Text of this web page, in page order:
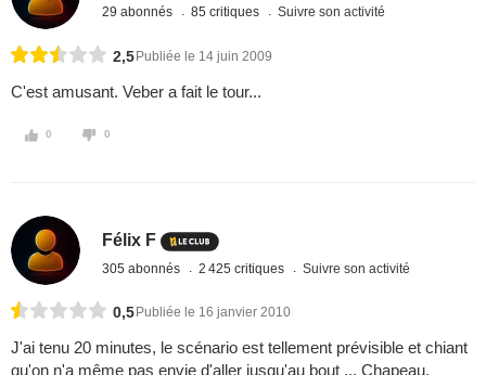
29 abonnés 85 critiques Suivre son activité
2,5 Publiée le 14 juin 2009
C'est amusant. Veber a fait le tour...
0 0
Félix F
305 abonnés 2 425 critiques Suivre son activité
0,5 Publiée le 16 janvier 2010
J'ai tenu 20 minutes, le scénario est tellement prévisible et chiant
qu'on n'a même pas envie d'aller jusqu'au bout ... Chapeau.